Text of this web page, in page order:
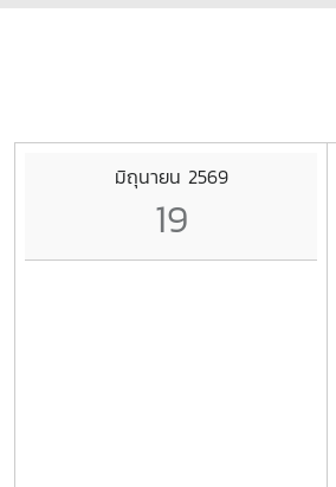
มิถุนายน 2569
19